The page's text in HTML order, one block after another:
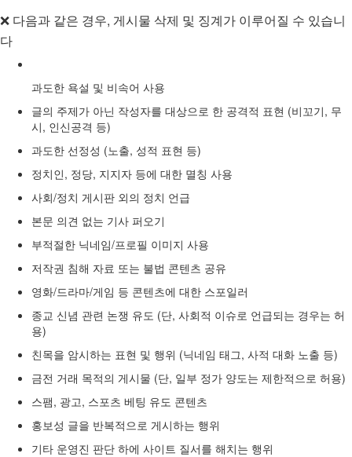
❌ 다음과 같은 경우, 게시물 삭제 및 징계가 이루어질 수 있습니
다
과도한 욕설 및 비속어 사용
글의 주제가 아닌 작성자를 대상으로 한 공격적 표현 (비꼬기, 무
시, 인신공격 등)
과도한 선정성 (노출, 성적 표현 등)
정치인, 정당, 지지자 등에 대한 멸칭 사용
사회/정치 게시판 외의 정치 언급
본문 의견 없는 기사 퍼오기
부적절한 닉네임/프로필 이미지 사용
저작권 침해 자료 또는 불법 콘텐츠 공유
영화/드라마/게임 등 콘텐츠에 대한 스포일러
종교 신념 관련 논쟁 유도 (단, 사회적 이슈로 언급되는 경우는 허
용)
친목을 암시하는 표현 및 행위 (닉네임 태그, 사적 대화 노출 등)
금전 거래 목적의 게시물 (단, 일부 정가 양도는 제한적으로 허용)
스팸, 광고, 스포츠 베팅 유도 콘텐츠
홍보성 글을 반복적으로 게시하는 행위
기타 운영진 판단 하에 사이트 질서를 해치는 행위